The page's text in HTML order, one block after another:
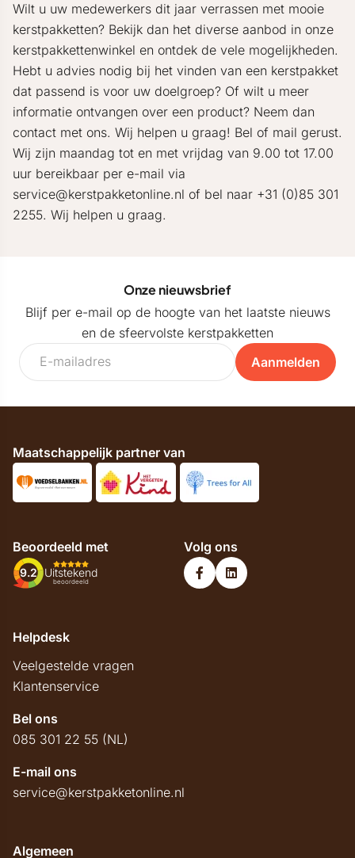
Wilt u uw medewerkers dit jaar verrassen met mooie
kerstpakketten? Bekijk dan het diverse aanbod in onze
kerstpakkettenwinkel en ontdek de vele mogelijkheden.
Hebt u advies nodig bij het vinden van een kerstpakket
dat passend is voor uw doelgroep? Of wilt u meer
informatie ontvangen over een product? Neem dan
contact met ons. Wij helpen u graag! Bel of mail gerust.
Wij zijn maandag tot en met vrijdag van 9.00 tot 17.00
uur bereikbaar per e-mail via
service@kerstpakketonline.nl of bel naar +31 (0)85 301
2255. Wij helpen u graag.
Onze nieuwsbrief
Blijf per e-mail op de hoogte van het laatste nieuws
en de sfeervolste kerstpakketten
Aanmelden
Maatschappelijk partner van
Beoordeeld met
9.2 Uitstekend
beoordeeld
Volg ons
Helpdesk
Veelgestelde vragen
Klantenservice
Bel ons
085 301 22 55 (NL)
E-mail ons
service@kerstpakketonline.nl
Algemeen